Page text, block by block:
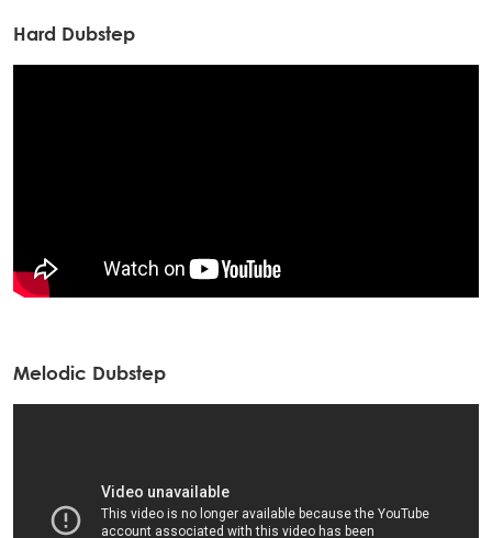
Hard Dubstep
Melodic Dubstep